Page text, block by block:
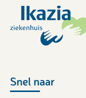
Snel naar